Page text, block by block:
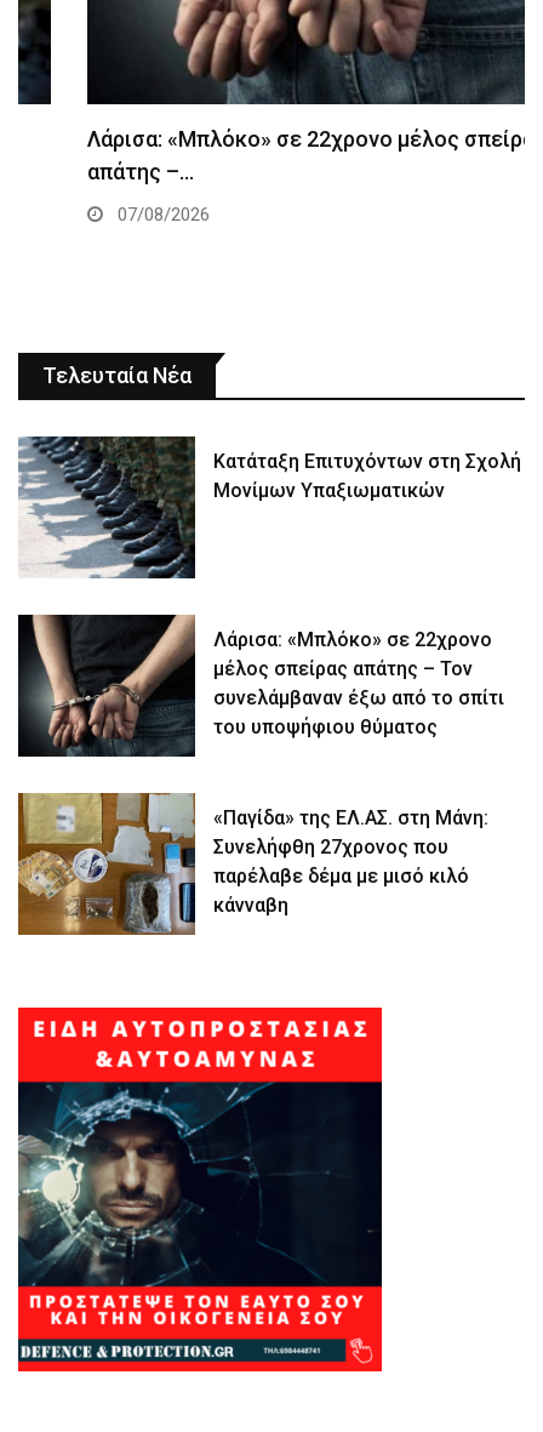
Λάρισα: «Μπλόκο» σε 22χρονο μέλος σπείρας
απάτης –…
07/08/2026
Τελευταία Νέα
Κατάταξη Επιτυχόντων στη Σχολή
Μονίμων Υπαξιωματικών
Λάρισα: «Μπλόκο» σε 22χρονο
μέλος σπείρας απάτης – Τον
συνελάμβαναν έξω από το σπίτι
του υποψήφιου θύματος
«Παγίδα» της ΕΛ.ΑΣ. στη Μάνη:
Συνελήφθη 27χρονος που
παρέλαβε δέμα με μισό κιλό
κάνναβη